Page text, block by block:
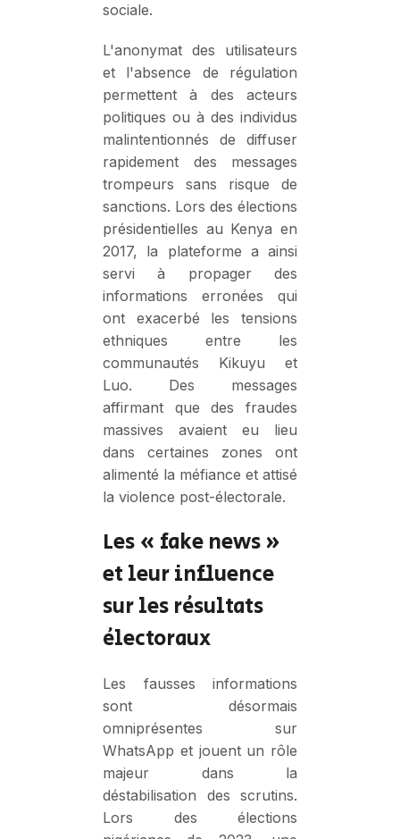
sociale.
L'anonymat des utilisateurs
et l'absence de régulation
permettent à des acteurs
politiques ou à des individus
malintentionnés de diffuser
rapidement des messages
trompeurs sans risque de
sanctions. Lors des élections
présidentielles au Kenya en
2017, la plateforme a ainsi
servi à propager des
informations erronées qui
ont exacerbé les tensions
ethniques entre les
communautés Kikuyu et
Luo. Des messages
affirmant que des fraudes
massives avaient eu lieu
dans certaines zones ont
alimenté la méfiance et attisé
la violence post-électorale.
Les « fake news »
et leur influence
sur les résultats
électoraux
Les fausses informations
sont désormais
omniprésentes sur
WhatsApp et jouent un rôle
majeur dans la
déstabilisation des scrutins.
Lors des élections